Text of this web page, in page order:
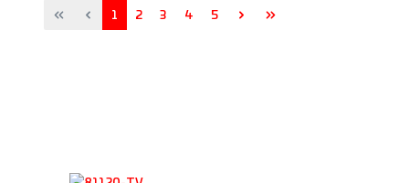
muss.
Seite
1 Seite
2 Seite
3 Seite
4 Seite
5